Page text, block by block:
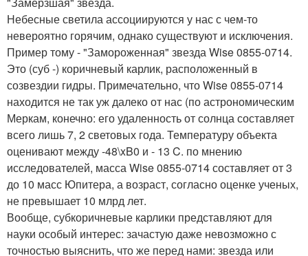
Небесные светила ассоциируются у нас с чем-то
невероятно горячим, однако существуют и исключения.
Пример тому - "Замороженная" звезда Wise 0855-0714.
Это (суб -) коричневый карлик, расположенный в
созвездии гидры. Примечательно, что Wise 0855-0714
находится не так уж далеко от нас (по астрономическим
Меркам, конечно: его удаленность от солнца составляет
всего лишь 7, 2 световых года. Температуру объекта
оценивают между -48\xB0 и - 13 C. по мнению
исследователей, масса Wise 0855-0714 составляет от 3
до 10 масс Юпитера, а возраст, согласно оценке ученых,
не превышает 10 млрд лет.
Вообще, субкоричневые карлики представляют для
науки особый интерес: зачастую даже невозможно с
точностью выяснить, что же перед нами: звезда или